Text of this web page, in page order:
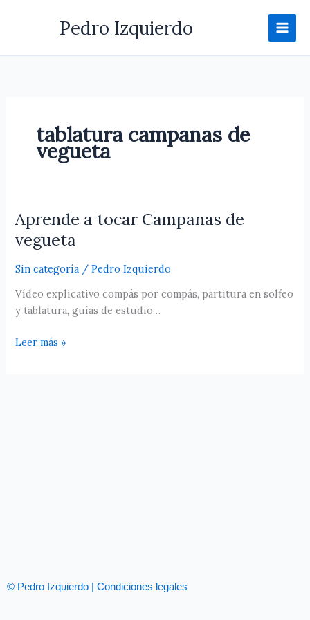
Pedro Izquierdo
tablatura campanas de
vegueta
Aprende a tocar Campanas de
vegueta
Sin categoría /Pedro Izquierdo
Vídeo explicativo compás por compás, partitura en solfeo
y tablatura, guías de estudio…
Aprende
tocar
Campanas
vegueta
Leer más »
© Pedro Izquierdo | Condiciones legales